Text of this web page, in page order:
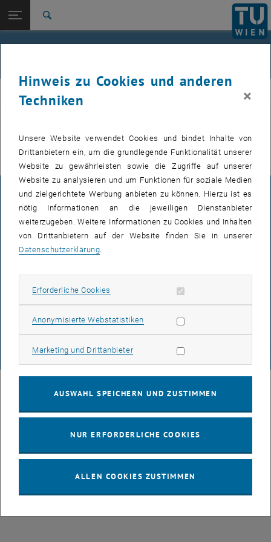
TU Login
Studium
International
Zur 1. Menü Ebene
E311-Institut für Fertigungstechnik und Photonische
Technologien
und Photonische Technologien
Veranstaltungen
IFT
Es gibt keine Veranstaltungen in der aktuellen Ansicht.
© TU Wien
IMPRESSUM
BARRIEREFREIHEITSERKLÄRUNG
COOKIEEINSTELLUNGEN
Hinweis zu Cookies und anderen
Techniken
×
Unsere Website verwendet Cookies und bindet Inhalte von
Drittanbietern ein, um die grundlegende Funktionalität unserer
Website zu gewährleisten sowie die Zugriffe auf unserer
Website zu analysieren und um Funktionen für soziale Medien
und zielgerichtete Werbung anbieten zu können. Hierzu ist es
nötig Informationen an die jeweiligen Dienstanbieter
weiterzugeben. Weitere Informationen zu Cookies und Inhalten
von Drittanbietern auf der Website finden Sie in unserer
Datenschutzerklärung.
Erforderliche Cookies Erforderliche Cookies zulassen
Anonymisierte WebstatistikenStatistik Cookies zulassen
Marketing und DrittanbieterMarketing Cookies zulassen
AUSWAHL SPEICHERN UND ZUSTIMMEN
NUR ERFORDERLICHE COOKIES
ALLEN COOKIES ZUSTIMMEN